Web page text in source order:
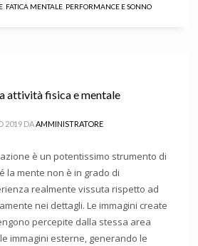
, FATICA MENTALE, PERFORMANCE E SONNO
attività fisica e mentale
2019 DAAMMINISTRATORE
è un potentissimo strumento di
la mente non è in grado di
realmente vissuta rispetto ad
nei dettagli. Le immagini create
percepite dalla stessa area
immagini esterne, generando le